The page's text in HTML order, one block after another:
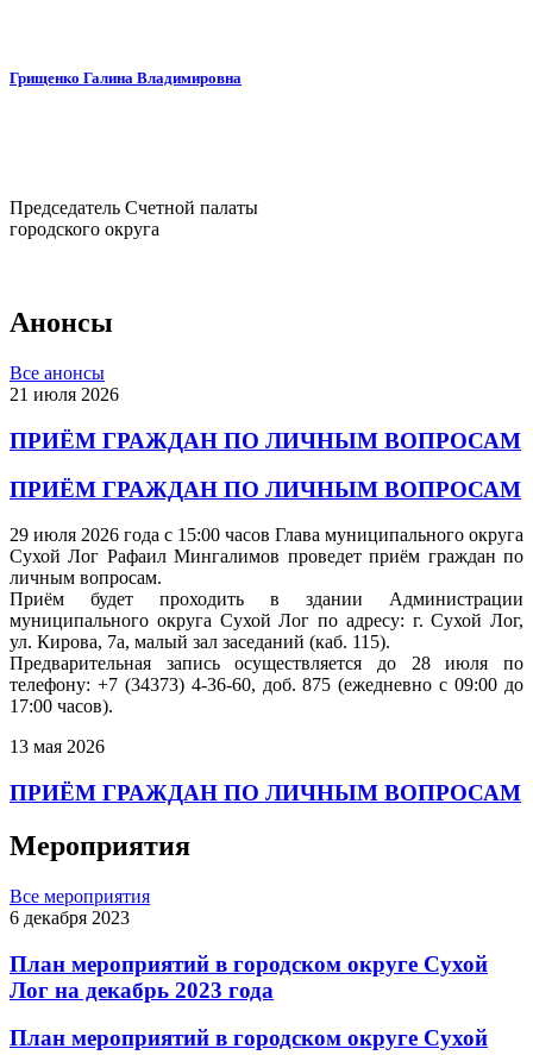
Грищенко Галина Владимировна
Председатель Счетной палаты
городского округа
Анонсы
Все анонсы
21 июля 2026
ПРИЁМ ГРАЖДАН ПО ЛИЧНЫМ ВОПРОСАМ
ПРИЁМ ГРАЖДАН ПО ЛИЧНЫМ ВОПРОСАМ
29 июля 2026 года с 15:00 часов Глава муниципального округа
Сухой Лог Рафаил Мингалимов проведет приём граждан по
личным вопросам.
Приём будет проходить в здании Администрации
муниципального округа Сухой Лог по адресу: г. Сухой Лог,
ул. Кирова, 7а, малый зал заседаний (каб. 115).
Предварительная запись осуществляется до 28 июля по
телефону: +7 (34373) 4-36-60, доб. 875 (ежедневно с 09:00 до
17:00 часов).
13 мая 2026
ПРИЁМ ГРАЖДАН ПО ЛИЧНЫМ ВОПРОСАМ
Мероприятия
Все мероприятия
6 декабря 2023
План мероприятий в городском округе Сухой
Лог на декабрь 2023 года
План мероприятий в городском округе Сухой